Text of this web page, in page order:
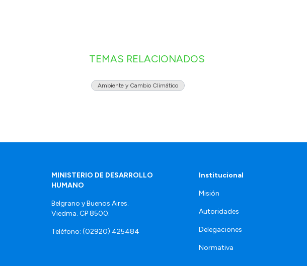
TEMAS RELACIONADOS
Ambiente y Cambio Climático
MINISTERIO DE DESARROLLO
HUMANO
Belgrano y Buenos Aires.
Viedma. CP 8500.
Teléfono: (02920) 425484
Institucional
Misión
Autoridades
Delegaciones
Normativa